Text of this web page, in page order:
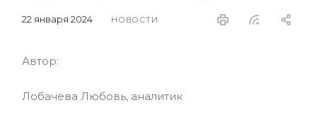
22 января 2024 НОВОСТИ
Автор:
Лобачева Любовь, аналитик